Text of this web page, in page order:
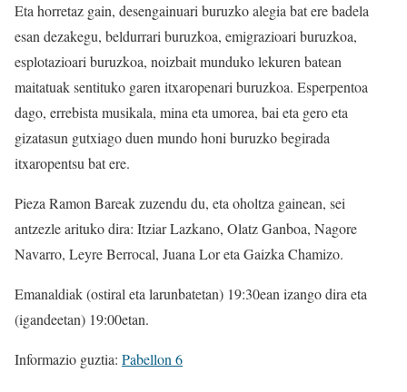
Eta horretaz gain, desengainuari buruzko alegia bat ere badela
esan dezakegu, beldurrari buruzkoa, emigrazioari buruzkoa,
esplotazioari buruzkoa, noizbait munduko lekuren batean
maitatuak sentituko garen itxaropenari buruzkoa. Esperpentoa
dago, errebista musikala, mina eta umorea, bai eta gero eta
gizatasun gutxiago duen mundo honi buruzko begirada
itxaropentsu bat ere.
Pieza Ramon Bareak zuzendu du, eta oholtza gainean, sei
antzezle arituko dira: Itziar Lazkano, Olatz Ganboa, Nagore
Navarro, Leyre Berrocal, Juana Lor eta Gaizka Chamizo.
Emanaldiak (ostiral eta larunbatetan) 19:30ean izango dira eta
(igandeetan) 19:00etan.
Informazio guztia: Pabellon 6